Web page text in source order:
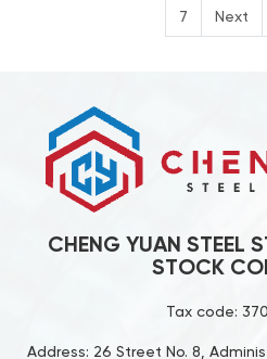
7 Next
CHENG YUAN STEEL
STOCK
Tax code:
Address: 26 Street No. 8,